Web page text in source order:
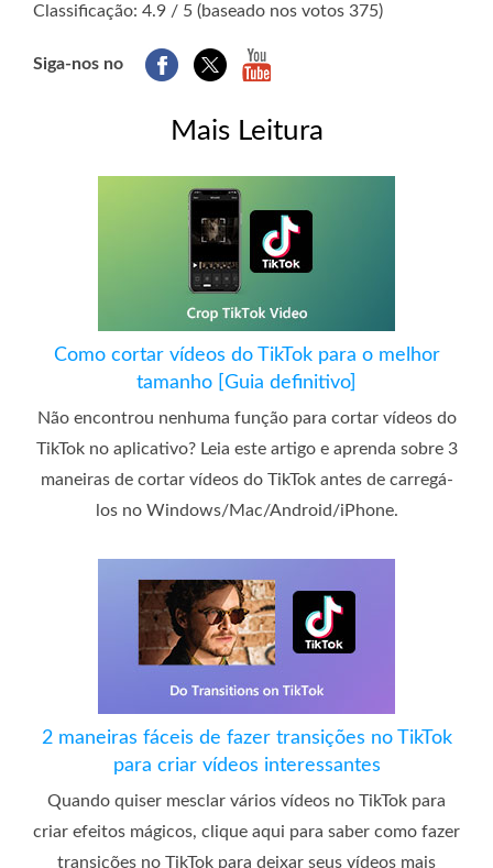
Classificação: 4.9 / 5 (baseado nos votos 375)
Siga-nos no
Mais Leitura
Como cortar vídeos do TikTok para o melhor
tamanho [Guia definitivo]
Não encontrou nenhuma função para cortar vídeos do
TikTok no aplicativo? Leia este artigo e aprenda sobre 3
maneiras de cortar vídeos do TikTok antes de carregá-
los no Windows/Mac/Android/iPhone.
2 maneiras fáceis de fazer transições no TikTok
para criar vídeos interessantes
Quando quiser mesclar vários vídeos no TikTok para
criar efeitos mágicos, clique aqui para saber como fazer
transições no TikTok para deixar seus vídeos mais